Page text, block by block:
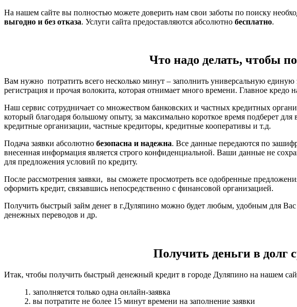
На нашем сайте вы полностью можете доверить нам свои заботы по поиску
выгодно и без отказа. Услуги сайта предоставляются абсолютно бесплатно.
Что надо делать, чтобы
Вам нужно потратить всего несколько минут – заполнить универсальную
регистрация и прочая волокита, которая отнимает много времени. Главное кредо
Наш сервис сотрудничает со множеством банковских и частных кредитных
который благодаря большому опыту, за максимально короткое время подберет
кредитные организации, частные кредиторы, кредитные кооперативы и т.д.
Подача заявки абсолютно безопасна и надежна. Все данные передаются по
внесенная информация является строго конфиденциальной. Ваши данные не
для предложения условий по кредиту.
После рассмотрения заявки, вы сможете просмотреть все одобренные
оформить кредит, связавшись непосредственно с финансовой организацией.
Получить быстрый займ денег в г.Дуляпино можно будет любым, удобным для
денежных переводов и др.
Получить деньги в долг
Итак, чтобы получить быстрый денежный кредит в городе Дуляпино на нашем
1. заполняется только одна онлайн-заявка
2. вы потратите не более 15 минут времени на заполнение заявки